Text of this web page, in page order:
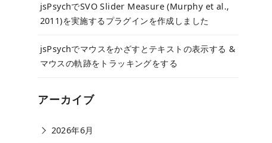
jsPsychでSVO Slider Measure (Murphy et al.,
2011)を実施するプラグインを作成しました
jsPsychでマウスをかざすとテキストの表示する &
マウスの軌跡をトラッキングをする
アーカイブ
2026年6月